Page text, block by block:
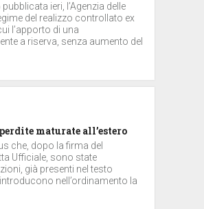
ieri, l’Agenzia delle
del realizzo controllato ex
l’apporto di una
a riserva, senza aumento del
maturate all’estero
che, dopo la firma del
Ufficiale, sono state
già presenti nel testo
nell’ordinamento la